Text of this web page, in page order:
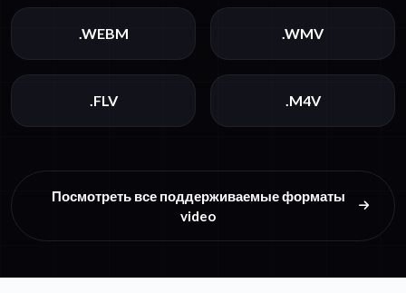
.WEBM .WMV
.FLV .M4V
Посмотреть все поддерживаемые форматы
video